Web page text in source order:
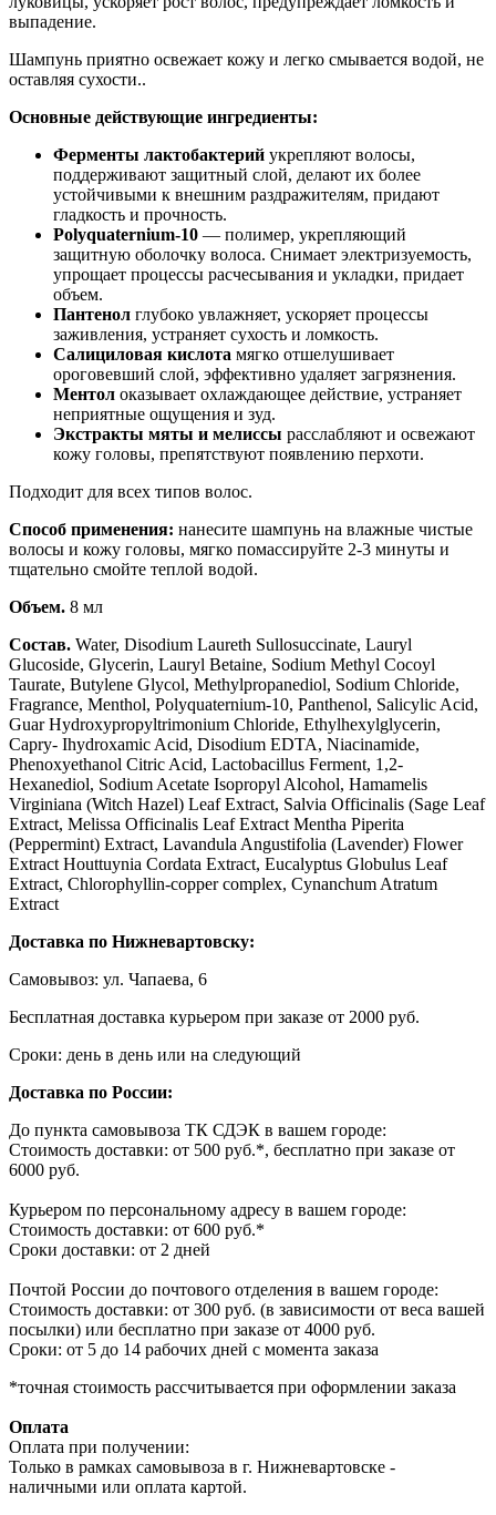
выпадение.
Шампунь приятно освежает кожу и легко смывается водой, не
оставляя сухости..
Основные действующие ингредиенты:
Ферменты лактобактерий укрепляют волосы,
поддерживают защитный слой, делают их более
устойчивыми к внешним раздражителям, придают
гладкость и прочность.
Polyquaternium-10 — полимер, укрепляющий
защитную оболочку волоса. Снимает электризуемость,
упрощает процессы расчесывания и укладки, придает
объем.
Пантенол глубоко увлажняет, ускоряет процессы
заживления, устраняет сухость и ломкость.
Салициловая кислота мягко отшелушивает
ороговевший слой, эффективно удаляет загрязнения.
Ментол оказывает охлаждающее действие, устраняет
неприятные ощущения и зуд.
Экстракты мяты и мелиссы расслабляют и освежают
кожу головы, препятствуют появлению перхоти.
Подходит для всех типов волос.
Способ применения: нанесите шампунь на влажные чистые
волосы и кожу головы, мягко помассируйте 2-3 минуты и
тщательно смойте теплой водой.
Объем. 8 мл
Состав. Water, Disodium Laureth Sullosuccinate, Lauryl
Glucoside, Glycerin, Lauryl Betaine, Sodium Methyl Cocoyl
Taurate, Butylene Glycol, Methylpropanediol, Sodium Chloride,
Fragrance, Menthol, Polyquaternium-10, Panthenol, Salicylic Acid,
Guar Hydroxypropyltrimonium Chloride, Ethylhexylglycerin,
Capry- Ihydroxamic Acid, Disodium EDTA, Niacinamide,
Phenoxyethanol Citric Acid, Lactobacillus Ferment, 1,2-
Hexanediol, Sodium Acetate Isopropyl Alcohol, Hamamelis
Virginiana (Witch Hazel) Leaf Extract, Salvia Officinalis (Sage Leaf
Extract, Melissa Officinalis Leaf Extract Mentha Piperita
(Peppermint) Extract, Lavandula Angustifolia (Lavender) Flower
Extract Houttuynia Cordata Extract, Eucalyptus Globulus Leaf
Extract, Chlorophyllin-copper complex, Cynanchum Atratum
Extract
Доставка по Нижневартовску:
Самовывоз: ул. Чапаева, 6
Бесплатная доставка курьером при заказе от 2000 руб.
Сроки: день в день или на следующий
Доставка по России:
До пункта самовывоза ТК СДЭК в вашем городе:
Стоимость доставки: от 500 руб.*, бесплатно при заказе от
6000 руб.
Курьером по персональному адресу в вашем городе:
Стоимость доставки: от 600 руб.*
Сроки доставки: от 2 дней
Почтой России до почтового отделения в вашем городе:
Стоимость доставки: от 300 руб. (в зависимости от веса вашей
посылки) или бесплатно при заказе от 4000 руб.
Сроки: от 5 до 14 рабочих дней с момента заказа
*точная стоимость рассчитывается при оформлении заказа
Оплата
Оплата при получении:
Только в рамках самовывоза в г. Нижневартовске -
наличными или оплата картой.